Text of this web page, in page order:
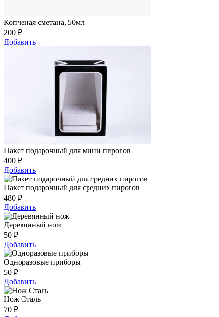
Копченая сметана, 50мл
200 ₽
Добавить
Пакет подарочный для мини пирогов
400 ₽
Добавить
Пакет подарочный для средних пирогов
480 ₽
Добавить
Деревянный нож
50 ₽
Добавить
Одноразовые приборы
50 ₽
Добавить
Нож Сталь
70 ₽